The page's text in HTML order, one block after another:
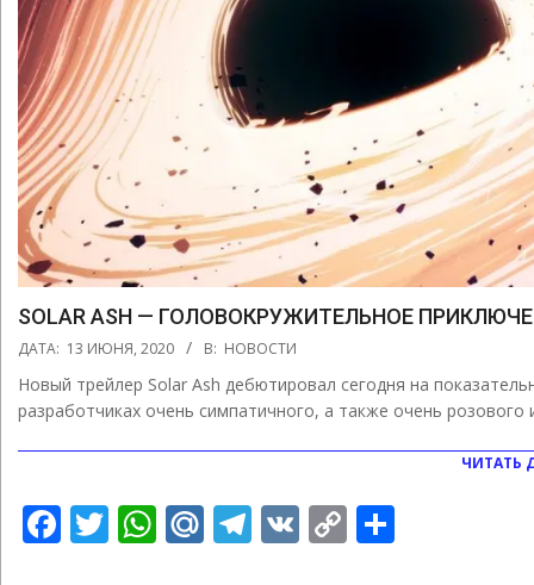
SOLAR ASH — ГОЛОВОКРУЖИТЕЛЬНОЕ
2020-
13
ДАТА: 13 ИЮНЯ, 2020 В: НОВОСТИ
Новый трейлер Solar Ash дебютировал сегодня на
разработчиках очень симпатичного, а также очень розового
ЧИТАТЬ
Facebook
Twitter
WhatsApp
Mail.Ru
Telegram
VK Copy